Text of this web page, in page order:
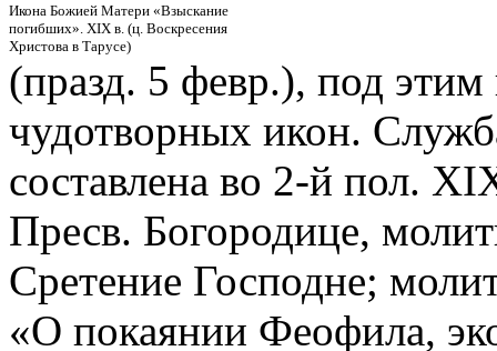
Икона Божией Матери «Взыскание
погибших». XIX в. (ц. Воскресения
Христова в Тарусе)
(празд. 5 февр.), под этим
чудотворных икон.
составлена во 2-й пол.
Пресв. Богородице,
Сретение Господне;
«О покаянии Феофила,